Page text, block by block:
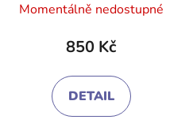
hodnocení
produktu
4,7
z
Momentálně nedostupné
850 Kč
DETAIL